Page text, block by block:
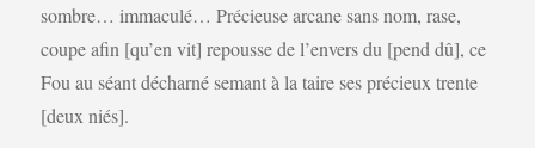
sombre… immaculé… Précieuse arcane sans nom, rase,
coupe afin [qu’en vit] repousse de l’envers du [pend dû], ce
Fou au séant décharné semant à la taire ses précieux trente
[deux niés].